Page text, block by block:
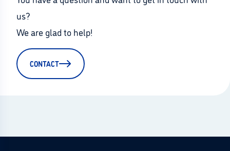
us?
We are glad to help!
CONTACT